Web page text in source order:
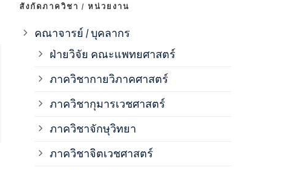
สังกัดภาควิชา / หน่วยงาน
คณาจารย์ / บุคลากร
ฝ่ายวิจัย คณะแพทยศาสตร์
ภาควิชากายวิภาคศาสตร์
ภาควิชากุมารเวชศาสตร์
ภาควิชาจักษุวิทยา
ภาควิชาจิตเวชศาสตร์